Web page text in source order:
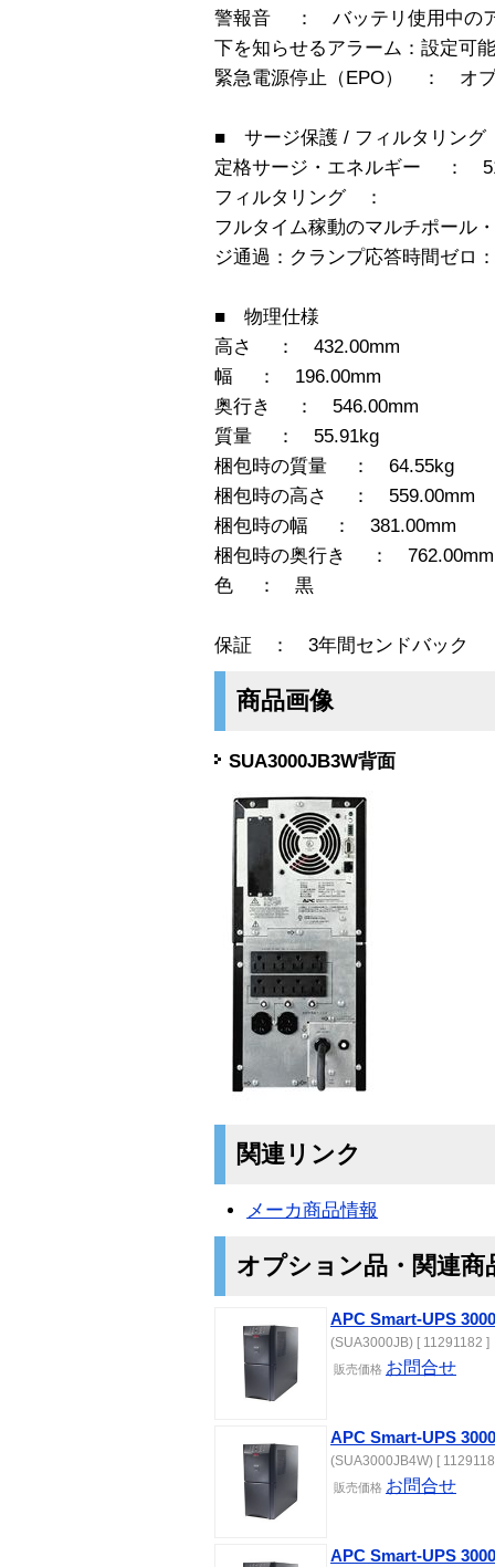
警報音 ： バッテリ使用中のア
下を知らせるアラーム：設定可
緊急電源停止（EPO） ： オ
■ サージ保護 / フィルタリング
定格サージ・エネルギー ：
フィルタリング ：
フルタイム稼動のマルチポール
ジ通過：クランプ応答時間ゼロ
■ 物理仕様
高さ ： 432.00mm
幅 ： 196.00mm
奥行き ： 546.00mm
質量 ： 55.91kg
梱包時の質量 ： 64.55kg
梱包時の高さ ： 559.00mm
梱包時の幅 ： 381.00mm
梱包時の奥行き ： 762.00mm
色 ： 黒
保証 ： 3年間センドバック
商品画像
SUA3000JB3W背面
関連リンク
メーカ商品情報
オプション品・関連商
APC Smart-UPS
(SUA3000JB) [ 11291182 ]
販売価格 お問合せ
APC Smart-UPS
(SUA3000JB4W) [
販売価格 お問合せ
APC Smart-UPS